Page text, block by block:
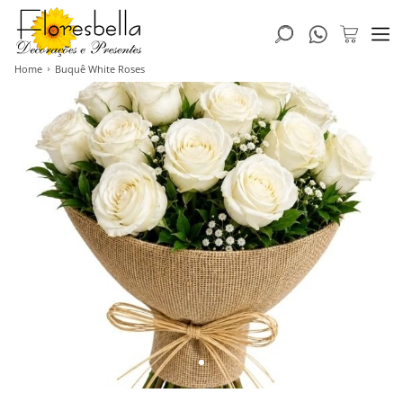
Home Buquê White Roses